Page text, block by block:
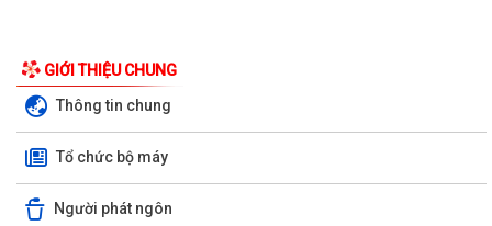
GIỚI THIỆU CHUNG
Thông tin chung
Tổ chức bộ máy
Người phát ngôn